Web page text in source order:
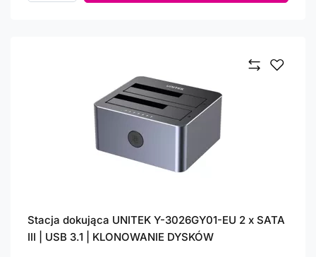
Stacja dokująca UNITEK Y-3026GY01-EU 2 x SATA
III | USB 3.1 | KLONOWANIE DYSKÓW